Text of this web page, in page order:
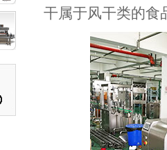
干属于风干类的食